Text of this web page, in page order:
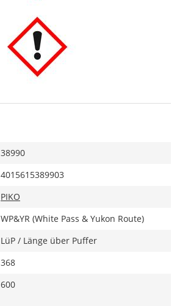
38990
4015615389903
PIKO
WP&YR (White Pass & Yukon Route)
LüP / Länge über Puffer
368
600